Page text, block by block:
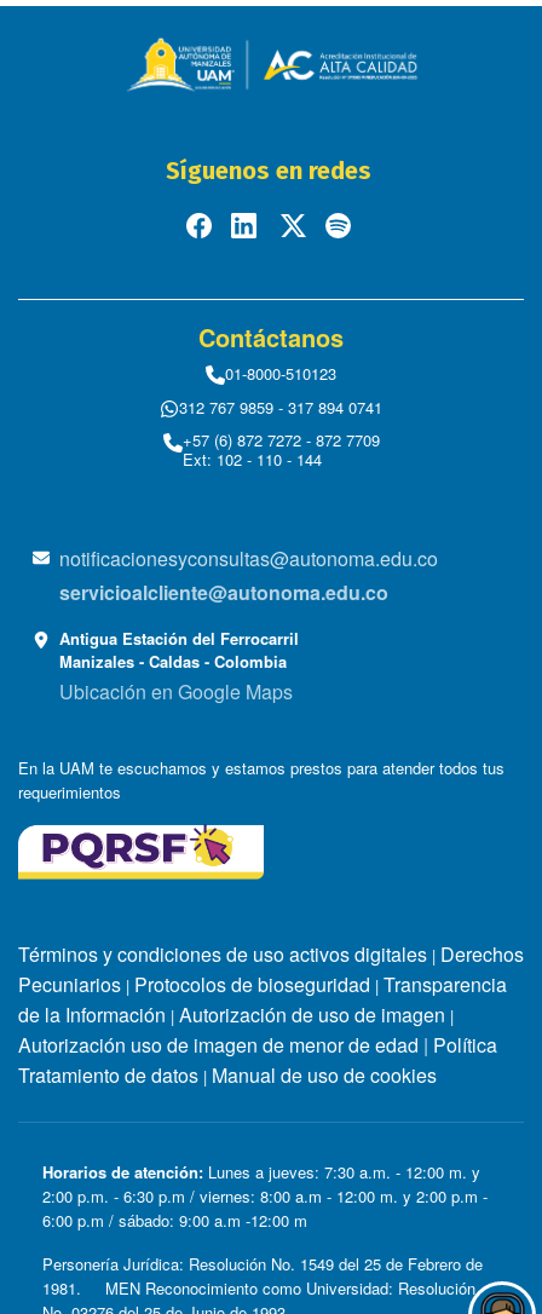
Síguenos en redes
Contáctanos
01-8000-510123
312 767 9859 - 317 894 0741
+57 (6) 872 7272 - 872 7709
Ext: 102 - 110 - 144
notificacionesyconsultas@autonoma.edu.co
servicioalcliente@autonoma.edu.co
Antigua Estación del Ferrocarril
Manizales - Caldas - Colombia
Ubicación en Google Maps
En la UAM te escuchamos y estamos prestos para atender todos tus
requerimientos
Términos y condiciones de uso activos digitales | Derechos
Pecuniarios | Protocolos de bioseguridad | Transparencia
de la Información | Autorización de uso de imagen |
Autorización uso de imagen de menor de edad | Política
Tratamiento de datos | Manual de uso de cookies
Horarios de atención: Lunes a jueves: 7:30 a.m. - 12:00 m. y
2:00 p.m. - 6:30 p.m / viernes: 8:00 a.m - 12:00 m. y 2:00 p.m -
6:00 p.m / sábado: 9:00 a.m -12:00 m
Personería Jurídica: Resolución No. 1549 del 25 de Febrero de
1981. MEN Reconocimiento como Universidad: Resolución